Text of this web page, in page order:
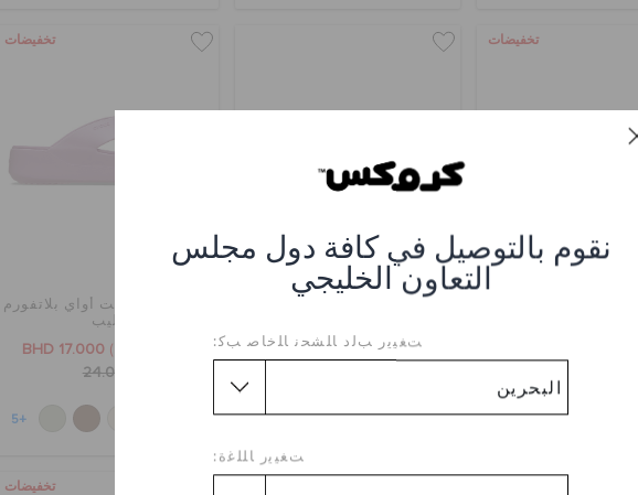
نقوم بالتوصيل في كافة دول مجلس
التعاون الخليجي
ﺖﻐﻴﻳﺭ ﺐﻟﺩ ﺎﻠﺸﺤﻧ ﺎﻠﺧﺎﺻ ﺐﻛ:
ﺖﻐﻴﻳﺭ ﺎﻠﻠﻏﺓ:
تخفيضات
BHD 27.000
تخفيضات
حذاء كلوغ جيت أواي بلاتفورم
فليب
BHD 17.000
24.000
+5
تخفيضات